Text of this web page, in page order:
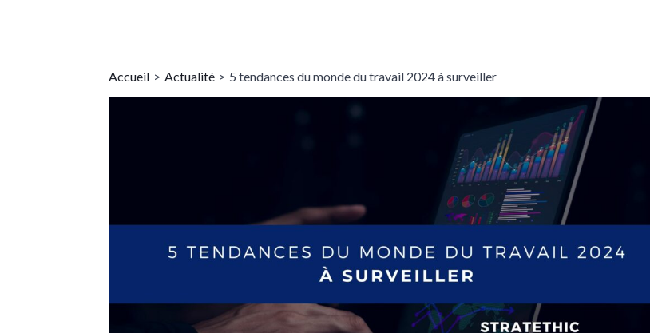
Accueil Actualité 5 tendances du monde du travail 2024 à surveiller